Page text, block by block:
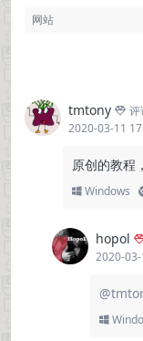
tmtony
评
2020-03-11
原创的教程
Windows
hopol
2020-